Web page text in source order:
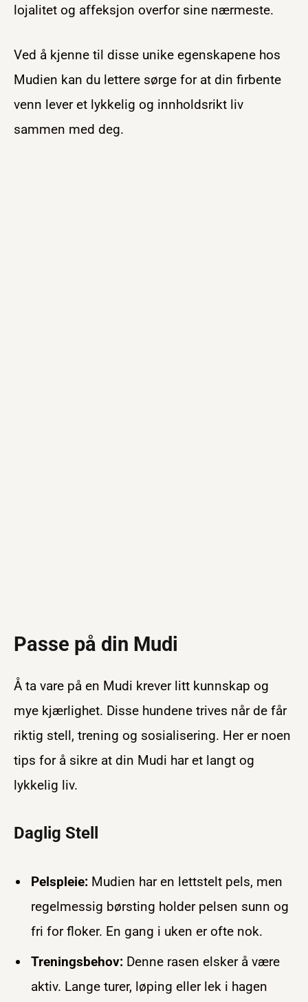
lojalitet og affeksjon overfor sine nærmeste.
Ved å kjenne til disse unike egenskapene hos
Mudien kan du lettere sørge for at din firbente
venn lever et lykkelig og innholdsrikt liv
sammen med deg.
Passe på din Mudi
Å ta vare på en Mudi krever litt kunnskap og
mye kjærlighet. Disse hundene trives når de får
riktig stell, trening og sosialisering. Her er noen
tips for å sikre at din Mudi har et langt og
lykkelig liv.
Daglig Stell
Pelspleie: Mudien har en lettstelt pels, men
regelmessig børsting holder pelsen sunn og
fri for floker. En gang i uken er ofte nok.
Treningsbehov: Denne rasen elsker å være
aktiv. Lange turer, løping eller lek i hagen